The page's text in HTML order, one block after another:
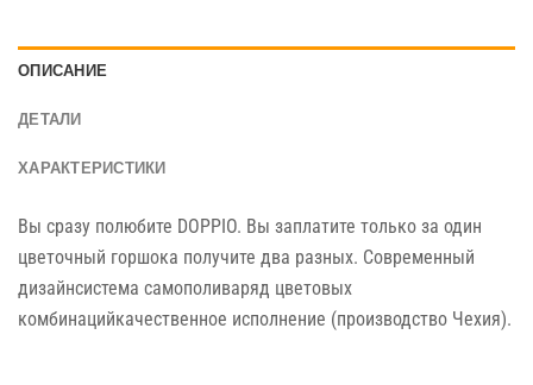
ОПИСАНИЕ
ДЕТАЛИ
ХАРАКТЕРИСТИКИ
Вы сразу полюбите DOPPIO. Вы заплатите только за один
цветочный горшока получите два разных. Современный
дизайнсистема самополиваряд цветовых
комбинацийкачественное исполнение (производство Чехия).